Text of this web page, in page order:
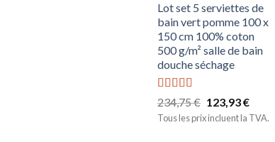
Lot set 5 serviettes de
bain vert pomme 100 x
150 cm 100% coton
500 g/m² salle de bain
douche séchage
Note5.00
sur 5
234,75€ 123,93€
Tous les prix incluent la TVA.